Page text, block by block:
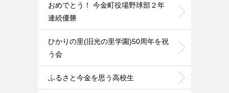
おめでとう！ 今金町役場野球部２年
連続優勝
ひかりの里(旧光の里学園)50周年を祝
う会
ふるさと今金を思う高校生